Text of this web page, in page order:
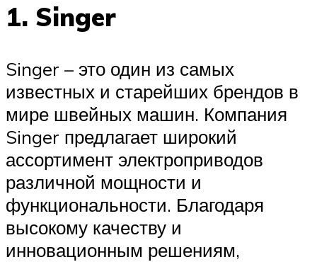
1. Singer
Singer – это один из самых
известных и старейших брендов в
мире швейных машин. Компания
Singer предлагает широкий
ассортимент электроприводов
различной мощности и
функциональности. Благодаря
высокому качеству и
инновационным решениям,